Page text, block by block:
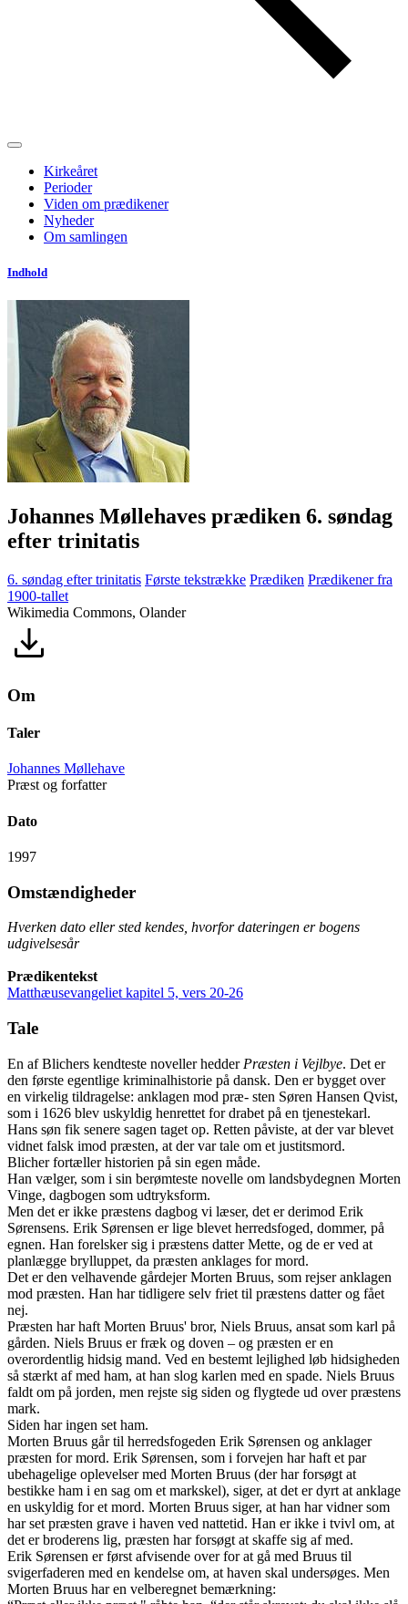
Kirkeåret
Perioder
Viden om prædikener
Nyheder
Om samlingen
Indhold
Johannes Møllehaves prædiken 6. søndag
efter trinitatis
6. søndag efter trinitatis Første tekstrække Prædiken Prædikener fra
1900-tallet
Wikimedia Commons, Olander
Om
Taler
Johannes Møllehave
Præst og forfatter
Dato
1997
Omstændigheder
Hverken dato eller sted kendes, hvorfor dateringen er bogens
udgivelsesår
Prædikentekst
Matthæusevangeliet kapitel 5, vers 20-26
Tale
En af Blichers kendteste noveller hedder Præsten i Vejlbye. Det er
den første egentlige kriminalhistorie på dansk. Den er bygget over
en virkelig tildragelse: anklagen mod præ- sten Søren Hansen Qvist,
som i 1626 blev uskyldig henrettet for drabet på en tjenestekarl.
Hans søn fik senere sagen taget op. Retten påviste, at der var blevet
vidnet falsk imod præsten, at der var tale om et justitsmord.
Blicher fortæller historien på sin egen måde.
Han vælger, som i sin berømteste novelle om landsbydegnen Morten
Vinge, dagbogen som udtryksform.
Men det er ikke præstens dagbog vi læser, det er derimod Erik
Sørensens. Erik Sørensen er lige blevet herredsfoged, dommer, på
egnen. Han forelsker sig i præstens datter Mette, og de er ved at
planlægge brylluppet, da præsten anklages for mord.
Det er den velhavende gårdejer Morten Bruus, som rejser anklagen
mod præsten. Han har tidligere selv friet til præstens datter og fået
nej.
Præsten har haft Morten Bruus' bror, Niels Bruus, ansat som karl på
gården. Niels Bruus er fræk og doven – og præsten er en
overordentlig hidsig mand. Ved en bestemt lejlighed løb hidsigheden
så stærkt af med ham, at han slog karlen med en spade. Niels Bruus
faldt om på jorden, men rejste sig siden og flygtede ud over præstens
mark.
Siden har ingen set ham.
Morten Bruus går til herredsfogeden Erik Sørensen og anklager
præsten for mord. Erik Sørensen, som i forvejen har haft et par
ubehagelige oplevelser med Morten Bruus (der har forsøgt at
bestikke ham i en sag om et markskel), siger, at det er dyrt at anklage
en uskyldig for et mord. Morten Bruus siger, at han har vidner som
har set præsten grave i haven ved nattetid. Han er ikke i tvivl om, at
det er broderens lig, præsten har forsøgt at skaffe sig af med.
Erik Sørensen er først afvisende over for at gå med Bruus til
svigerfaderen med en kendelse om, at haven skal undersøges. Men
Morten Bruus har en velberegnet bemærkning: